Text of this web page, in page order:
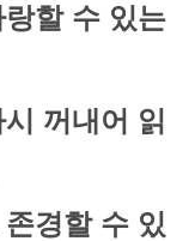
할 수 있는
꺼내어 읽
경할 수 있